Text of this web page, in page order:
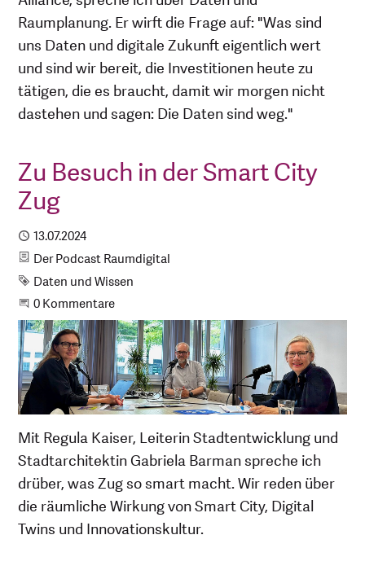
Raumplanung. Er wirft die Frage auf: "Was sind
uns Daten und digitale Zukunft eigentlich wert
und sind wir bereit, die Investitionen heute zu
tätigen, die es braucht, damit wir morgen nicht
dastehen und sagen: Die Daten sind weg."
Zu Besuch in der Smart City
Zug
Publiziert
13.07.2024
Kategorie
Der Podcast Raumdigital
Schlagwort
Daten und Wissen
Beginne eine Unterhaltung
0 Kommentare
Mit Regula Kaiser, Leiterin Stadtentwicklung und
Stadtarchitektin Gabriela Barman spreche ich
drüber, was Zug so smart macht. Wir reden über
die räumliche Wirkung von Smart City, Digital
Twins und Innovationskultur.